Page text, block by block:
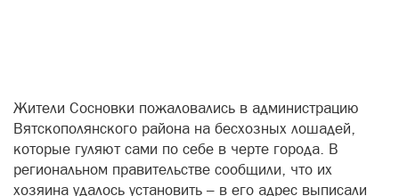
Жители Сосновки пожаловались в администрацию
Вятскополянского района на бесхозных лошадей,
которые гуляют сами по себе в черте города. В
региональном правительстве сообщили, что их
хозяина удалось установить – в его адрес выписали